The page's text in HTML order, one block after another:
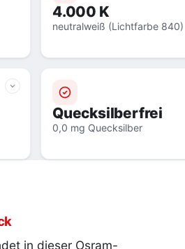
4.000 K
neutralweiß (Lichtfarbe 840)
Quecksilberfrei
0,0 mg Quecksilber
in dieser Osram-